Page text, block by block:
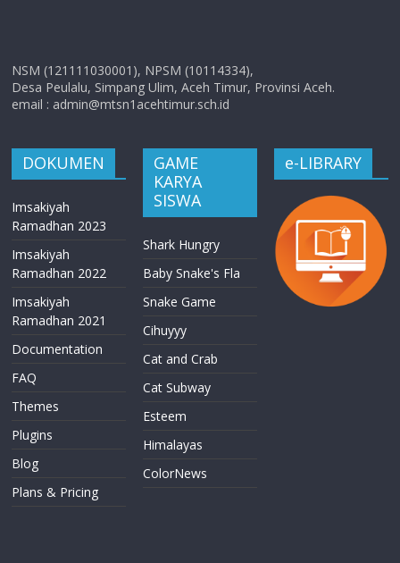
NSM (121111030001), NPSM (10114334),
Desa Peulalu, Simpang Ulim, Aceh Timur, Provinsi Aceh.
email : admin@mtsn1acehtimur.sch.id
DOKUMEN
Imsakiyah
Ramadhan 2023
Imsakiyah
Ramadhan 2022
Imsakiyah
Ramadhan 2021
Documentation
FAQ
Themes
Plugins
Blog
Plans & Pricing
GAME
KARYA
SISWA
Shark Hungry
Baby Snake's Fla
Snake Game
Cihuyyy
Cat and Crab
Cat Subway
Esteem
Himalayas
ColorNews
e-LIBRARY